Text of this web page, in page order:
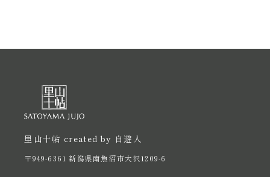
里山十帖 created by 自遊人
〒949-6361 新潟県南魚沼市大沢1209-6